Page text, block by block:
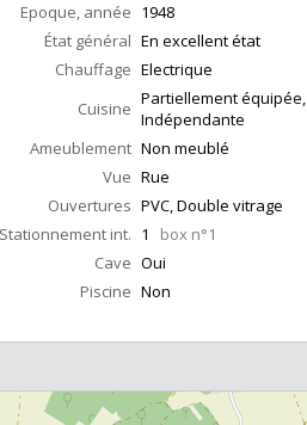
Epoque, année 1948
État général En excellent état
Chauffage Electrique
Cuisine Partiellement équipée,
Indépendante
Ameublement Non meublé
Vue Rue
Ouvertures PVC, Double vitrage
Stationnement int. 1 box n°1
Cave Oui
Piscine Non